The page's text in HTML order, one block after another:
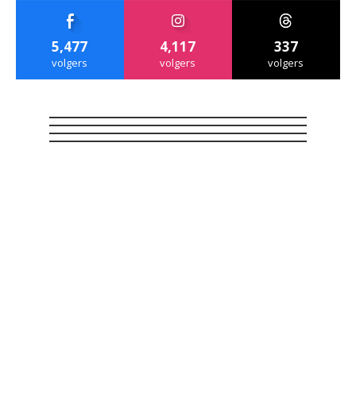
5,477
volgers
4,117
volgers
337
volgers